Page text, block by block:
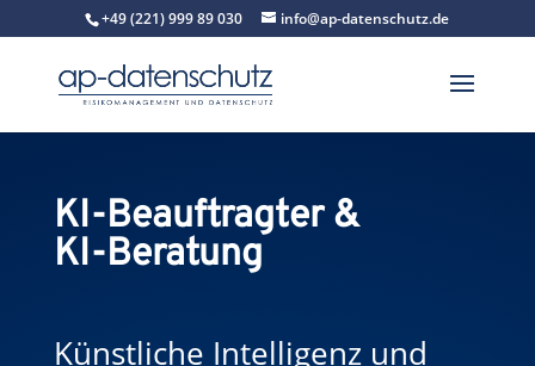
+49 (221) 999 89 030 info@ap-datenschutz.de
KI-Beauftragter &
KI-Beratung
Künstliche Intelligenz und